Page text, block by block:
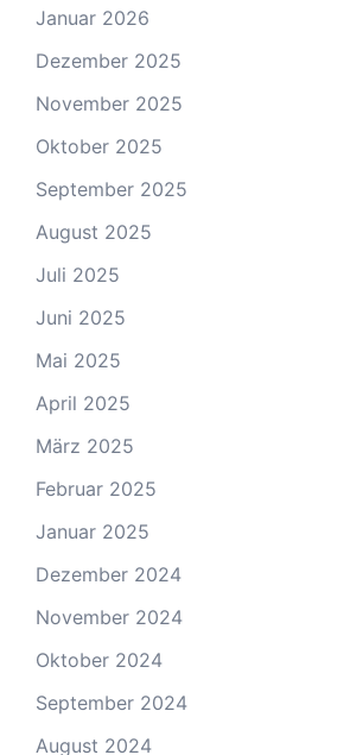
Januar 2026
Dezember 2025
November 2025
Oktober 2025
September 2025
August 2025
Juli 2025
Juni 2025
Mai 2025
April 2025
März 2025
Februar 2025
Januar 2025
Dezember 2024
November 2024
Oktober 2024
September 2024
August 2024